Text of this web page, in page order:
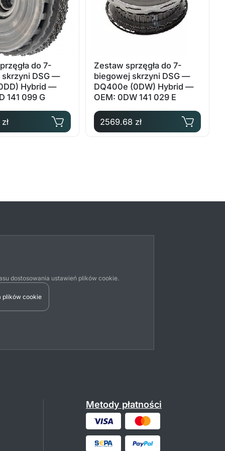
do 7-
DSG —
Hybrid —
141 099 G
Zestaw sprzęgła do 7-
biegowej skrzyni DSG —
DQ400e (0DW) Hybrid —
OEM: 0DW 141 029 E
2569.68 zł
dostosowania ustawień plików cookie.
plików cookie
Metody płatności